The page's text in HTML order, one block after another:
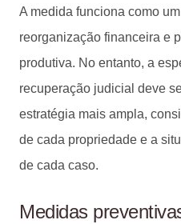
A medida funciona como
reorganização financeira e
produtiva. No entanto, a
recuperação judicial deve
estratégia mais ampla,
de cada propriedade e a
de cada caso.
Medidas